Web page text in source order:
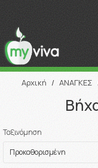
Αρχική / ΑΝΑΓΚΕΣ
Ταξινόμηση